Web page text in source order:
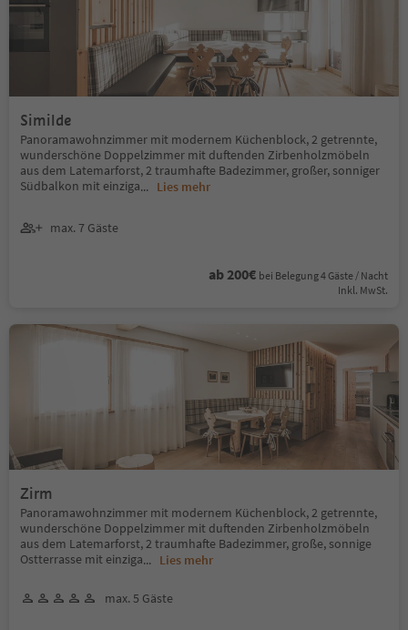
Similde
Panoramawohnzimmer mit modernem Küchenblock, 2 getrennte,
wunderschöne Doppelzimmer mit duftenden Zirbenholzmöbeln
aus dem Latemarforst, 2 traumhafte Badezimmer, großer, sonniger
Südbalkon mit einziga... Lies mehr
max. 7 Gäste
ab 200€ bei Belegung 4 Gäste / Nacht
Inkl. MwSt.
Zirm
Panoramawohnzimmer mit modernem Küchenblock, 2 getrennte,
wunderschöne Doppelzimmer mit duftenden Zirbenholzmöbeln
aus dem Latemarforst, 2 traumhafte Badezimmer, große, sonnige
Ostterrasse mit einziga... Lies mehr
max. 5 Gäste